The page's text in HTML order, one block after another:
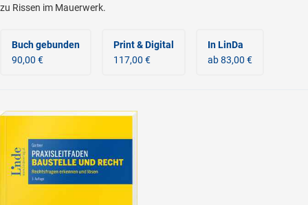
zu Rissen im Mauerwerk.
Buch gebunden
90,00 €
Print & Digital
117,00 €
In LinDa
ab 83,00 €